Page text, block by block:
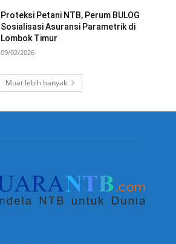
Proteksi Petani NTB, Perum BULOG
Sosialisasi Asuransi Parametrik di
Lombok Timur
09/02/2026
Muat lebih banyak